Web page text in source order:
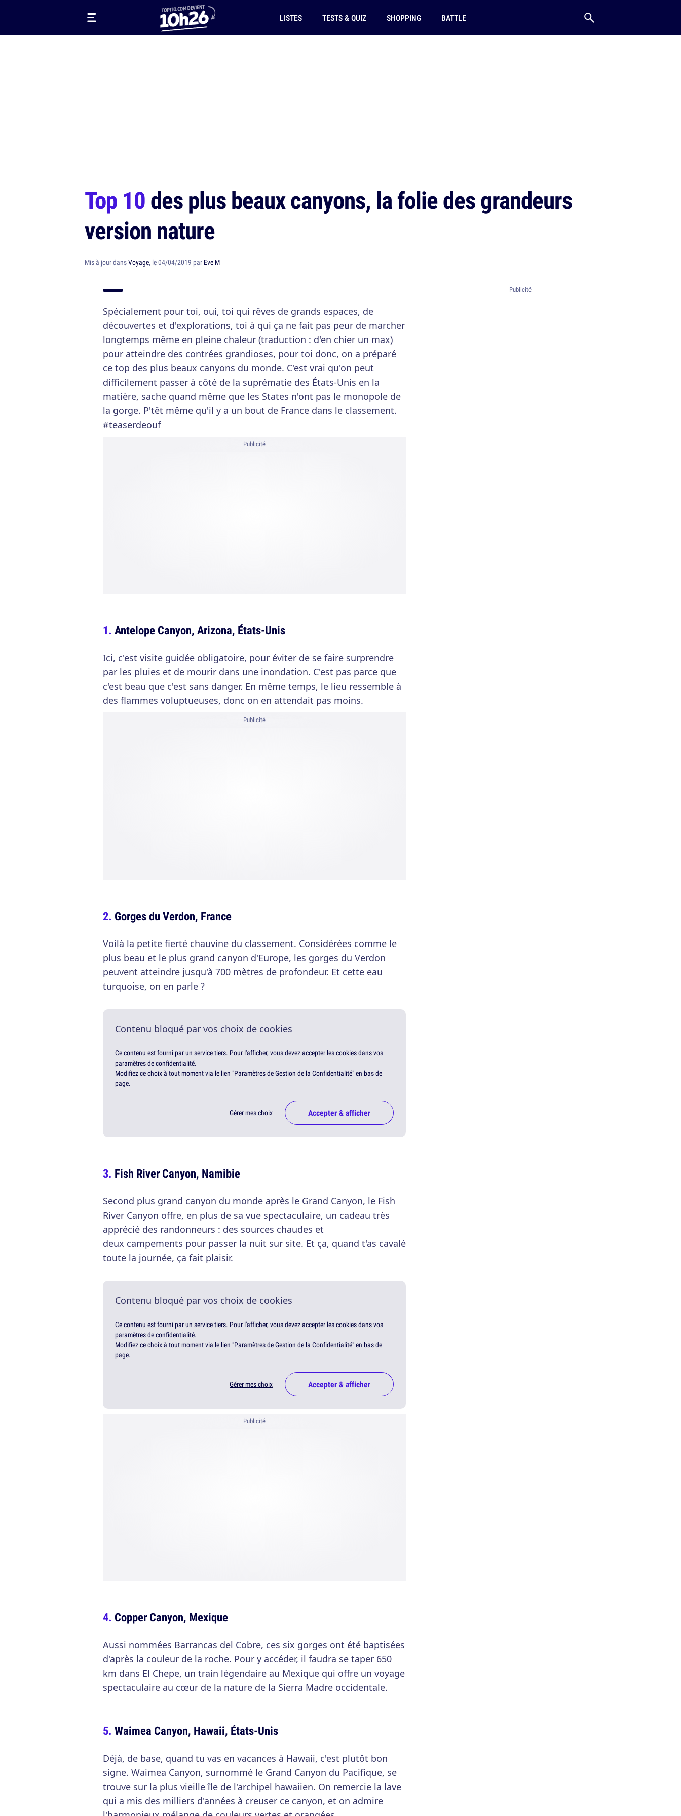
LISTES TESTS & QUIZ SHOPPING BATTLE
Top 10des plus beaux canyons, la folie des grandeurs
version nature
Mis à jour dansVoyage, le 04/04/2019 par Eve M
Spécialement pour toi, oui, toi qui rêves de grands espaces, de
découvertes et d'explorations, toi à qui ça ne fait pas peur de marcher
longtemps même en pleine chaleur (traduction : d'en chier un max)
pour atteindre des contrées grandioses, pour toi donc, on a préparé
ce top des plus beaux canyons du monde. C'est vrai qu'on peut
difficilement passer à côté de la suprématie des États-Unis en la
matière, sache quand même que les States n'ont pas le monopole de
la gorge. P'têt même qu'il y a un bout de France dans le classement.
#teaserdeouf
Publicité
Antelope Canyon, Arizona, États-Unis
Ici, c'est visite guidée obligatoire, pour éviter de se faire surprendre
par les pluies et de mourir dans une inondation. C'est pas parce que
c'est beau que c'est sans danger. En même temps, le lieu ressemble à
des flammes voluptueuses, donc on en attendait pas moins.
Publicité
Gorges du Verdon, France
Voilà la petite fierté chauvine du classement. Considérées comme le
plus beau et le plus grand canyon d'Europe, les gorges du Verdon
peuvent atteindre jusqu'à 700 mètres de profondeur. Et cette eau
turquoise, on en parle ?
Contenu bloqué par vos choix de cookies
Ce contenu est fourni par un service tiers. Pour l'afficher, vous devez accepter les cookies dans vos
paramètres de confidentialité.
Modifiez ce choix à tout moment via le lien "Paramètres de Gestion de la Confidentialité" en bas de
page.
Gérer mes choix Accepter & afficher
Fish River Canyon, Namibie
Second plus grand canyon du monde après le Grand Canyon, le Fish
River Canyon offre, en plus de sa vue spectaculaire, un cadeau très
apprécié des randonneurs : des sources chaudes et
deux campements pour passer la nuit sur site. Et ça, quand t'as cavalé
toute la journée, ça fait plaisir.
Contenu bloqué par vos choix de cookies
Ce contenu est fourni par un service tiers. Pour l'afficher, vous devez accepter les cookies dans vos
paramètres de confidentialité.
Modifiez ce choix à tout moment via le lien "Paramètres de Gestion de la Confidentialité" en bas de
page.
Gérer mes choix Accepter & afficher
Publicité
Copper Canyon, Mexique
Aussi nommées Barrancas del Cobre, ces six gorges ont été baptisées
d'après la couleur de la roche. Pour y accéder, il faudra se taper 650
km dans El Chepe, un train légendaire au Mexique qui offre un voyage
spectaculaire au cœur de la nature de la Sierra Madre occidentale.
Waimea Canyon, Hawaii, États-Unis
Déjà, de base, quand tu vas en vacances à Hawaii, c'est plutôt bon
signe. Waimea Canyon, surnommé le Grand Canyon du Pacifique, se
trouve sur la plus vieille île de l'archipel hawaiien. On remercie la lave
qui a mis des milliers d'années à creuser ce canyon, et on admire